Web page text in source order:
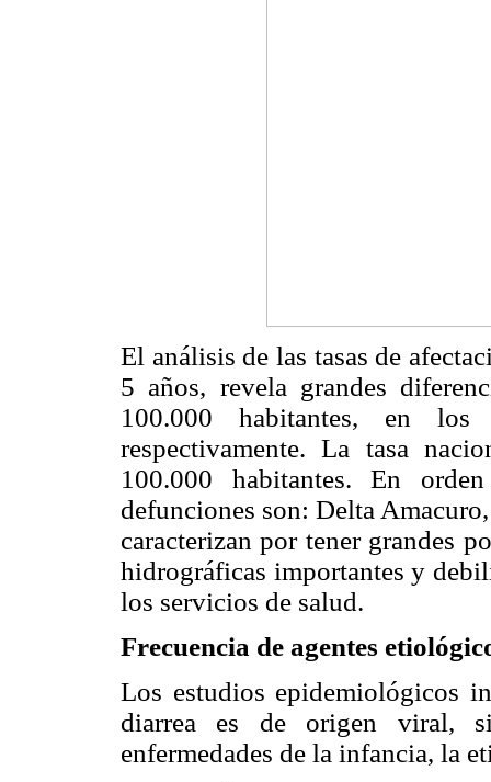
El análisis de las tasas de
5 años, revela grandes
100.000 habitantes, en
respectivamente. La tasa
100.000 habitantes. En
defunciones son: Delta
caracterizan por tener grandes
hidrográficas importantes y
los servicios de salud.
Frecuencia de agentes
Los estudios epidemiológicos
diarrea es de origen viral,
enfermedades de la infancia, la